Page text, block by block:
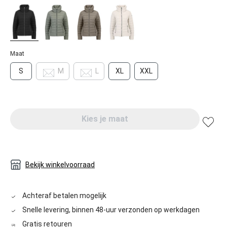
Maat
S M L XL XXL
Kies je maat
Bekijk winkelvoorraad
Achteraf betalen mogelijk
Snelle levering, binnen 48-uur verzonden op werkdagen
Gratis retouren